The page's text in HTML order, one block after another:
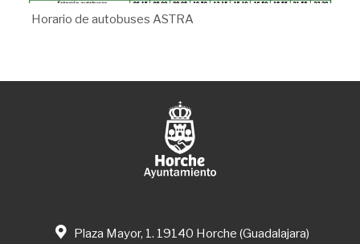
Horario de autobuses ASTRA
Plaza Mayor, 1. 19140 Horche (Guadalajara)